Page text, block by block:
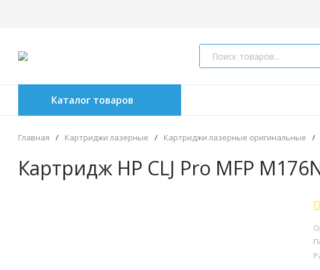
Каталог товаров
Главная / Картриджи лазерные / Картриджи лазерные оригинальные /
Картридж HP CLJ Pro MFP